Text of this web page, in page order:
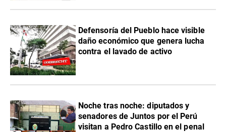
Defensoría del Pueblo hace visible
daño económico que genera lucha
contra el lavado de activo
Noche tras noche: diputados y
senadores de Juntos por el Perú
visitan a Pedro Castillo en el penal